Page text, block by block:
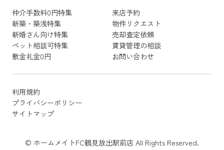
仲介手数料0円特集
来店予約
新築・築浅特集
物件リクエスト
新婚さん向け特集
売却査定依頼
ペット相談可特集
賃貸管理の相談
敷金礼金0円
お問い合わせ
利用規約
プライバシーポリシー
サイトマップ
© ホームメイトFC鶴見放出駅前店 All Rights Reserved.